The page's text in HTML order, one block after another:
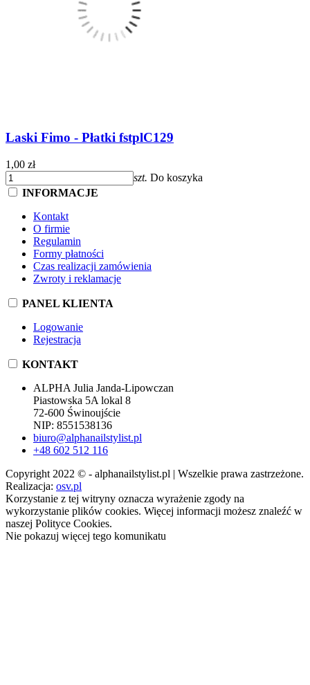
Laski Fimo - Płatki fstplC129
1,00 zł
szt. Do koszyka
INFORMACJE
Kontakt
O firmie
Regulamin
Formy płatności
Czas realizacji zamówienia
Zwroty i reklamacje
PANEL KLIENTA
Logowanie
Rejestracja
KONTAKT
ALPHA Julia Janda-Lipowczan
Piastowska 5A lokal 8
72-600 Świnoujście
NIP: 8551538136
biuro@alphanailstylist.pl
+48 602 512 116
Copyright 2022 © - alphanailstylist.pl | Wszelkie prawa zastrzeżone.
Realizacja: osv.pl
Korzystanie z tej witryny oznacza wyrażenie zgody na
wykorzystanie plików cookies. Więcej informacji możesz znaleźć w
naszej Polityce Cookies.
Nie pokazuj więcej tego komunikatu